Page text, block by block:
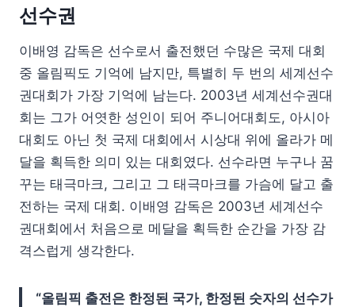
선수권
이배영 감독은 선수로서 출전했던 수많은 국제 대회
중 올림픽도 기억에 남지만, 특별히 두 번의 세계선수
권대회가 가장 기억에 남는다. 2003년 세계선수권대
회는 그가 어엿한 성인이 되어 주니어대회도, 아시아
대회도 아닌 첫 국제 대회에서 시상대 위에 올라가 메
달을 획득한 의미 있는 대회였다. 선수라면 누구나 꿈
꾸는 태극마크, 그리고 그 태극마크를 가슴에 달고 출
전하는 국제 대회. 이배영 감독은 2003년 세계선수
권대회에서 처음으로 메달을 획득한 순간을 가장 감
격스럽게 생각한다.
“올림픽 출전은 한정된 국가, 한정된 숫자의 선수가